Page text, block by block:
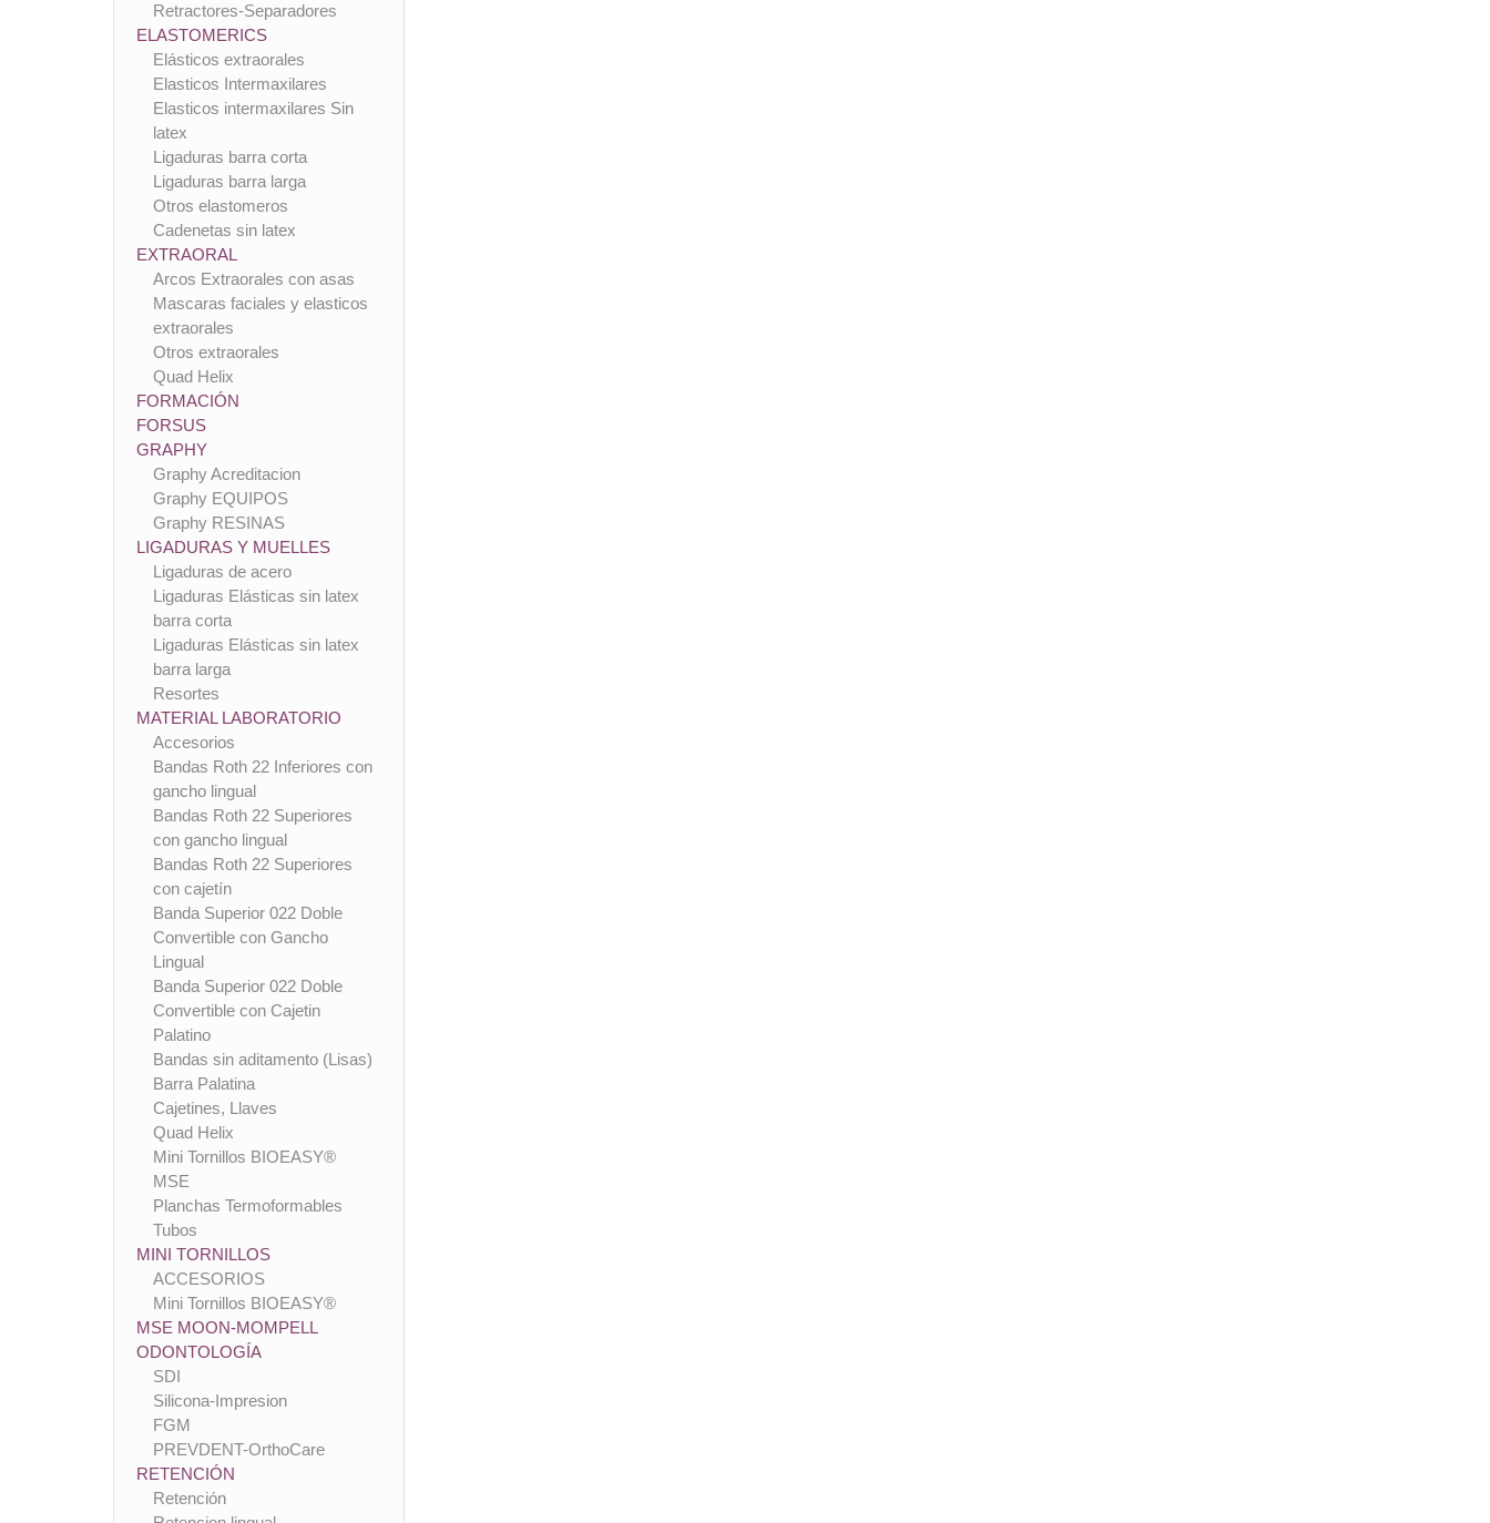
Retractores-Separadores
ELASTOMERICS
Elásticos extraorales
Elasticos Intermaxilares
Elasticos intermaxilares Sin
latex
Ligaduras barra corta
Ligaduras barra larga
Otros elastomeros
Cadenetas sin latex
EXTRAORAL
Arcos Extraorales con asas
Mascaras faciales y elasticos
extraorales
Otros extraorales
Quad Helix
FORMACIÓN
FORSUS
GRAPHY
Graphy Acreditacion
Graphy EQUIPOS
Graphy RESINAS
LIGADURAS Y MUELLES
Ligaduras de acero
Ligaduras Elásticas sin latex
barra corta
Ligaduras Elásticas sin latex
barra larga
Resortes
MATERIAL LABORATORIO
Accesorios
Bandas Roth 22 Inferiores con
gancho lingual
Bandas Roth 22 Superiores
con gancho lingual
Bandas Roth 22 Superiores
con cajetín
Banda Superior 022 Doble
Convertible con Gancho
Lingual
Banda Superior 022 Doble
Convertible con Cajetin
Palatino
Bandas sin aditamento (Lisas)
Barra Palatina
Cajetines, Llaves
Quad Helix
Mini Tornillos BIOEASY®
MSE
Planchas Termoformables
Tubos
MINI TORNILLOS
ACCESORIOS
Mini Tornillos BIOEASY®
MSE MOON-MOMPELL
ODONTOLOGÍA
SDI
Silicona-Impresion
FGM
PREVDENT-OrthoCare
RETENCIÓN
Retención